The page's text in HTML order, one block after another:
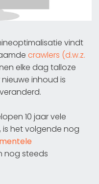
vindt
crawlers (d.w.z.
elke dag talloze
inhoud is
10 jaar vele
is het volgende nog
nog steeds